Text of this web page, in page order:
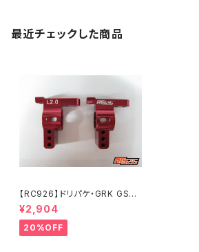
最近チェックした商品
【RC926】ドリパケ・GRK GS2
MOD./EVO用 アルミリアハブキ
ャリアType-2 2度 レッド KN
-DP57RD
¥2,904
20%OFF